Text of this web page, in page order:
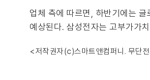
업체 측에 따르면, 하반기에는
예상된다. 삼성전자는 고부가가
<저작권자(c)스마트앤컴퍼니. 무단